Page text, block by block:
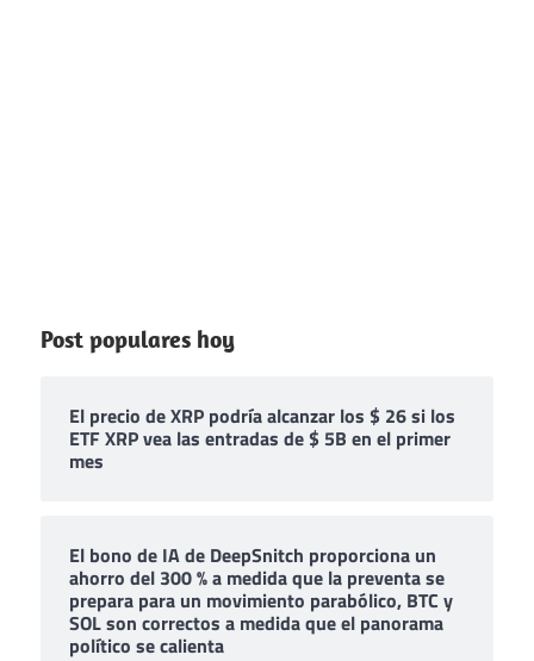
Post populares hoy
El precio de XRP podría alcanzar los $ 26 si los
ETF XRP vea las entradas de $ 5B en el primer
mes
El bono de IA de DeepSnitch proporciona un
ahorro del 300 % a medida que la preventa se
prepara para un movimiento parabólico, BTC y
SOL son correctos a medida que el panorama
político se calienta